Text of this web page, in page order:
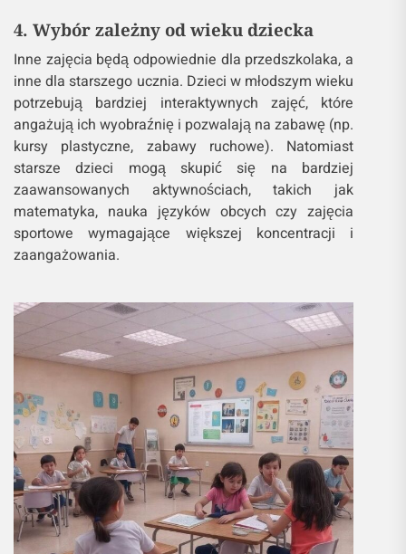
4. Wybór zależny od wieku dziecka
Inne zajęcia będą odpowiednie dla przedszkolaka, a
inne dla starszego ucznia. Dzieci w młodszym wieku
potrzebują bardziej interaktywnych zajęć, które
angażują ich wyobraźnię i pozwalają na zabawę (np.
kursy plastyczne, zabawy ruchowe). Natomiast
starsze dzieci mogą skupić się na bardziej
zaawansowanych aktywnościach, takich jak
matematyka, nauka języków obcych czy zajęcia
sportowe wymagające większej koncentracji i
zaangażowania.